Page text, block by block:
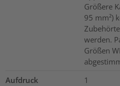
Größere
95 mm²)
werden.
Größen
Aufdruck
1